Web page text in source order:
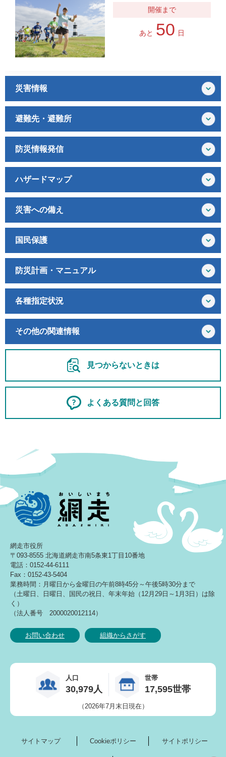
あと 50 日
災害情報
避難先・避難所
防災情報発信
ハザードマップ
災害への備え
国民保護
防災計画・マニュアル
各種指定状況
その他の関連情報
見つからないときは
よくある質問と回答
網走市役所
〒093-8555 北海道網走市南5条東1丁目10番地
電話：0152-44-6111
Fax：0152-43-5404
業務時間：月曜日から金曜日の午前8時45分～午後5時30分まで
（土曜日、日曜日、国民の祝日、年末年始（12月29日～1月3日）は除
く）
（法人番号 2000020012114）
お問い合わせ 組織からさがす
人口
30,979人
世帯
17,595世帯
（2026年7月末日現在）
サイトマップ Cookieポリシー サイトポリシー